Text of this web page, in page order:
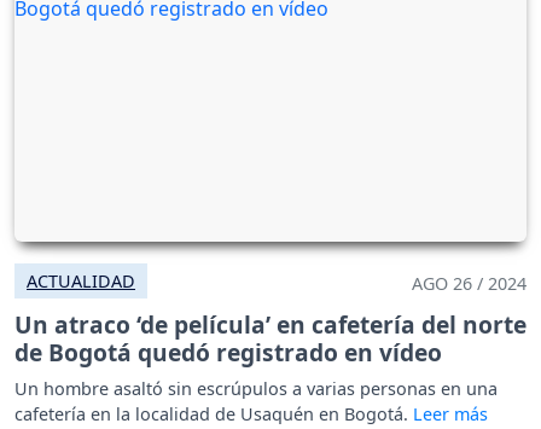
ACTUALIDAD AGO 26 / 2024
Un atraco ‘de película’ en cafetería del norte
de Bogotá quedó registrado en vídeo
Un hombre asaltó sin escrúpulos a varias personas en una
cafetería en la localidad de Usaquén en Bogotá.